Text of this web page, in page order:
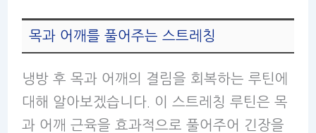
목과 어깨를 풀어주는 스트레칭
냉방 후 목과 어깨의 결림을 회복하는 루틴에
대해 알아보겠습니다. 이 스트레칭 루틴은 목
과 어깨 근육을 효과적으로 풀어주어 긴장을